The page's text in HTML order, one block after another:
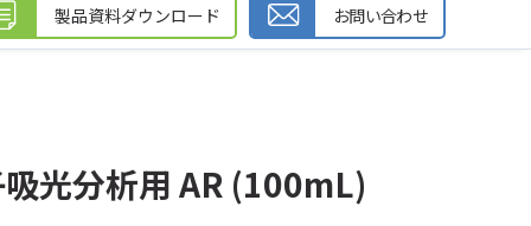
製品資料ダウンロード お問い合わせ
光分析用 AR (100mL)